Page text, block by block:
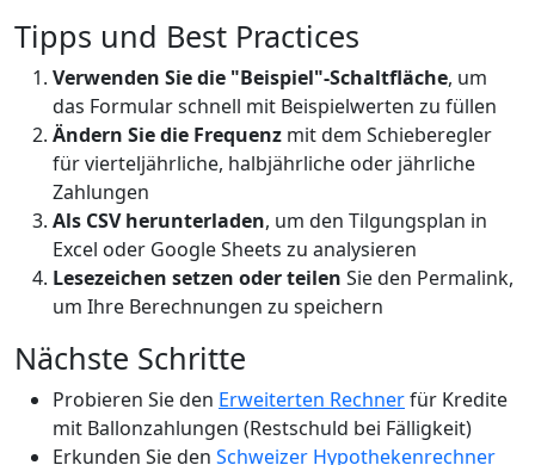
Tipps und Best Practices
Verwenden Sie die "Beispiel"-Schaltfläche, um
das Formular schnell mit Beispielwerten zu füllen
Ändern Sie die Frequenz mit dem Schieberegler
für vierteljährliche, halbjährliche oder jährliche
Zahlungen
Als CSV herunterladen, um den Tilgungsplan in
Excel oder Google Sheets zu analysieren
Lesezeichen setzen oder teilen Sie den Permalink,
um Ihre Berechnungen zu speichern
Nächste Schritte
Probieren Sie den Erweiterten Rechnerfür Kredite
mit Ballonzahlungen (Restschuld bei Fälligkeit)
Erkunden Sie den Schweizer Hypothekenrechner